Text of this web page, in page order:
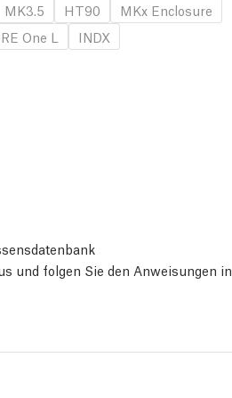
MK3.5 HT90
MKx Enclosure
One L INDX
und folgen Sie den Anweisungen in